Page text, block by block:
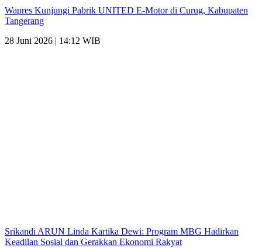
Wapres Kunjungi Pabrik UNITED E-Motor di Curug, Kabupaten
Tangerang
28 Juni 2026 | 14:12 WIB
Srikandi ARUN Linda Kartika Dewi: Program MBG Hadirkan
Keadilan Sosial dan Gerakkan Ekonomi Rakyat